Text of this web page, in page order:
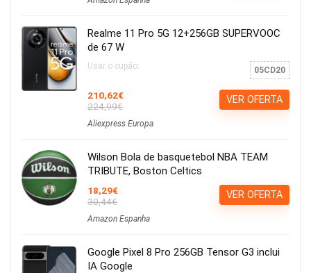
Realme 11 Pro 5G 12+256GB SUPERVOOC
de 67 W
Usar o cupão: 05CD20
210,62€
224,99€
Aliexpress Europa
VER OFERTA
Wilson Bola de basquetebol NBA TEAM
TRIBUTE, Boston Celtics
18,29€
30,44€
Amazon Espanha
VER OFERTA
Google Pixel 8 Pro 256GB Tensor G3 inclui
IA Google